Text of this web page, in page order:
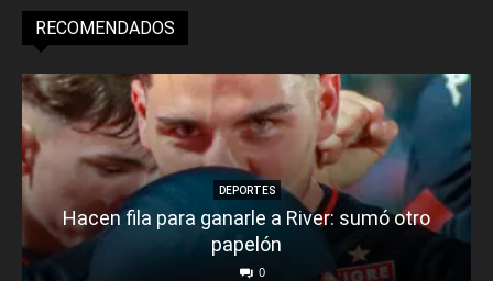
RECOMENDADOS
DEPORTES
Hacen fila para ganarle a River: sumó otro
papelón
0